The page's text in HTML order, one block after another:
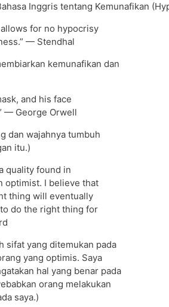
Inggris tentang Kemunafikan
for no hypocrisy
— Stendhal
kemunafikan dan
and his face
— George Orwell
dan wajahnya tumbuh
itu.)
quality found in
optimist. I believe that
thing will eventually
do the right thing for
sifat yang ditemukan pada
yang optimis. Saya
hal yang benar pada
orang melakukan
saya.)